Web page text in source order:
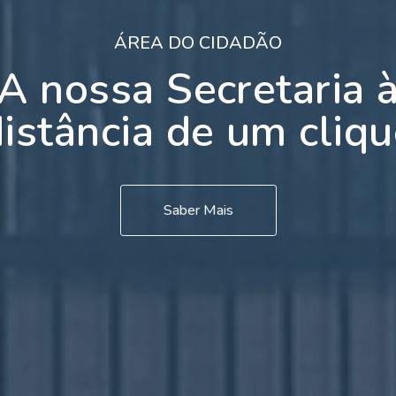
ÁREA DO CIDADÃO
nossa Secretaria
de um
Saber Mais